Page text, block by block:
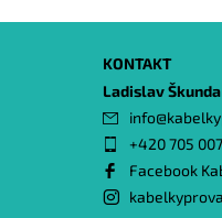
KONTAKT
Ladislav Škunda
info@
+420 705
Facebook